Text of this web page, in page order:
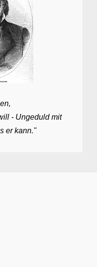
- Ungeduld mit
er kann."